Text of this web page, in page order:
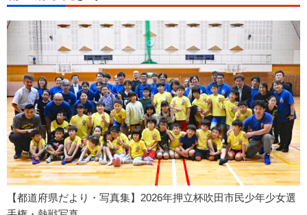
【都道府県だより・写真集】2026年押立杯吹田市民少年少女選